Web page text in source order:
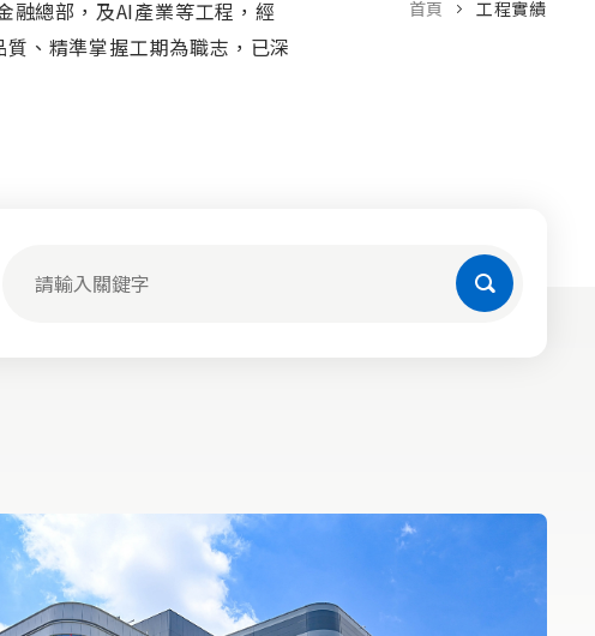
融總部，及AI產業等工程，經
、精準掌握工期為職志，已深
首頁 工程實績